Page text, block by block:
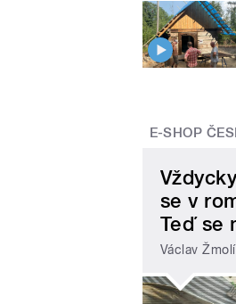
E-SHOP
se v
Teď se
Václav